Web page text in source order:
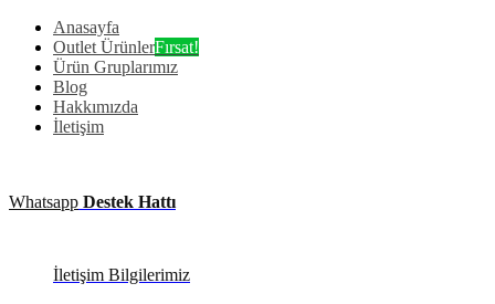
Anasayfa
Outlet ÜrünlerFırsat!
Ürün Gruplarımız
Blog
Hakkımızda
İletişim
Whatsapp Destek Hattı
İletişim Bilgilerimiz